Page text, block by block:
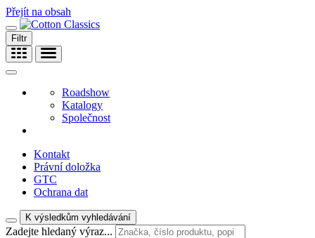
Přejít na obsah
Filtr
Roadshow
Katalogy
Společnost
Kontakt
Právní doložka
GTC
Ochrana dat
K výsledkům vyhledávání
Zadejte hledaný výraz...